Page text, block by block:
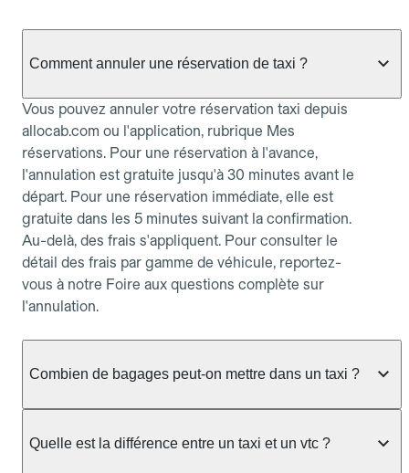
Comment annuler une réservation de taxi ?
Vous pouvez annuler votre réservation taxi depuis
allocab.com ou l'application, rubrique Mes
réservations. Pour une réservation à l'avance,
l'annulation est gratuite jusqu'à 30 minutes avant le
départ. Pour une réservation immédiate, elle est
gratuite dans les 5 minutes suivant la confirmation.
Au-delà, des frais s'appliquent. Pour consulter le
détail des frais par gamme de véhicule, reportez-
vous à notre Foire aux questions complète sur
l'annulation.
Combien de bagages peut-on mettre dans un taxi ?
taxi berline accueille en général jusqu'à 3 bagages
Quelle est la différence entre un taxi et un vtc ?